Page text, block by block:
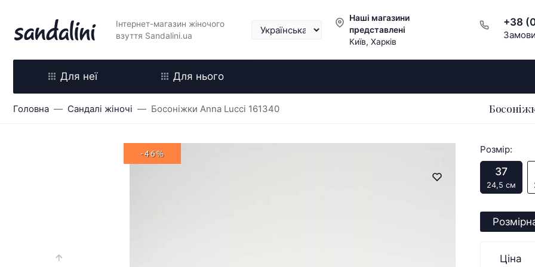
Інтернет-магазин жіночого
взуття Sandalini.ua
Наші магазини
представлені
Київ, Харків
+38
Для неї Для нього
Головна Сандалі жіночі Босоніжки Anna Lucci 161340
-46% Розмір:
37
24,5 см
Ціна